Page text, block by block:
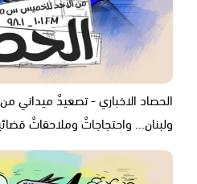
الحصاد الاخباري - تصعيدٌ ميداني
ولبنان... واحتجاجاتٌ وملاحقاتٌ قضائية -